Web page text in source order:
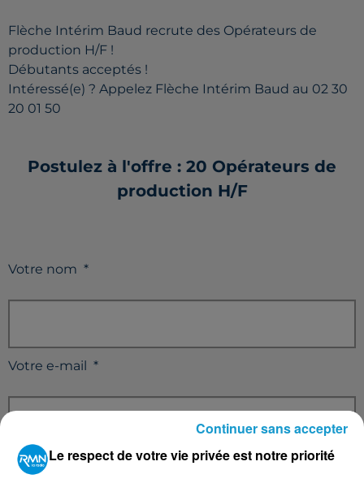
Flèche Intérim Baud recrute des Opérateurs de
production H/F !
Débutants acceptés !
Intéressé(e) ? Appelez Flèche Intérim Baud au 02 30
20 01 50
Postulez à l'offre : 20 Opérateurs de
production H/F
Votre nom *
Votre e-mail *
Votre n° de téléphone*
Le respect de votre vie privée est notre priorité
Continuer sans accepter